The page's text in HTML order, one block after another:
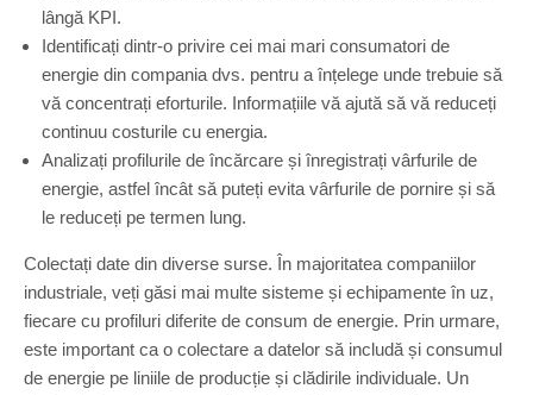
lângă KPI.
Identificați dintr-o privire cei mai mari consumatori de
energie din compania dvs. pentru a înțelege unde trebuie să
vă concentrați eforturile. Informațiile vă ajută să vă reduceți
continuu costurile cu energia.
Analizați profilurile de încărcare și înregistrați vârfurile de
energie, astfel încât să puteți evita vârfurile de pornire și să
le reduceți pe termen lung.
Colectați date din diverse surse. În majoritatea companiilor
industriale, veți găsi mai multe sisteme și echipamente în uz,
fiecare cu profiluri diferite de consum de energie. Prin urmare,
este important ca o colectare a datelor să includă și consumul
de energie pe liniile de producție și clădirile individuale. Un